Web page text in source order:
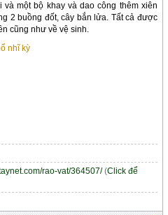
một bộ khay và dao công thêm xiên
2 buồng đốt, cây bắn lửa. Tất cả được
cũng như về vệ sinh.
nhĩ kỳ
rao-vat/364507/(Click để